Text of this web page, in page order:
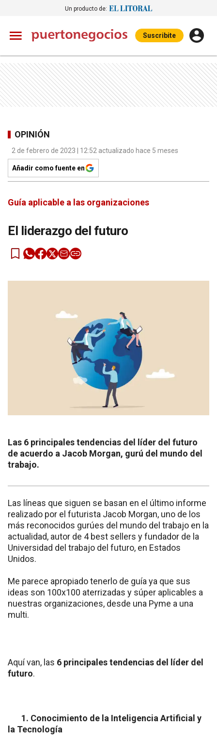
Un producto de:
Suscribite
OPINIÓN
2 de febrero de 2023 | 12:52 actualizado hace 5 meses
Añadir como fuente en
Guía aplicable a las organizaciones
El liderazgo del futuro
Las 6 principales tendencias del líder del futuro
de acuerdo a Jacob Morgan, gurú del mundo del
trabajo.
Las líneas que siguen se basan en el último informe
realizado por el futurista Jacob Morgan, uno de los
más reconocidos gurúes del mundo del trabajo en la
actualidad, autor de 4 best sellers y fundador de la
Universidad del trabajo del futuro, en Estados
Unidos.
Me parece apropiado tenerlo de guía ya que sus
ideas son 100x100 aterrizadas y súper aplicables a
nuestras organizaciones, desde una Pyme a una
multi.
Aquí van, las 6 principales tendencias del líder del
futuro.
1. Conocimiento de la Inteligencia Artificial y
la Tecnología